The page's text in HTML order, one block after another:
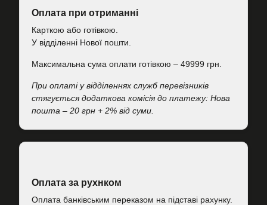
Оплата при отриманні
Карткою або готівкою.
У відділенні Нової пошти.
Максимальна сума оплати готівкою – 49999 грн.
При оплаті у відділеннях служб перевізників
стягується додаткова комісія до платежу: Нова
пошта – 20 грн + 2% від суми.
Оплата за рухнком
Оплата банківським переказом на підставі рахунку.